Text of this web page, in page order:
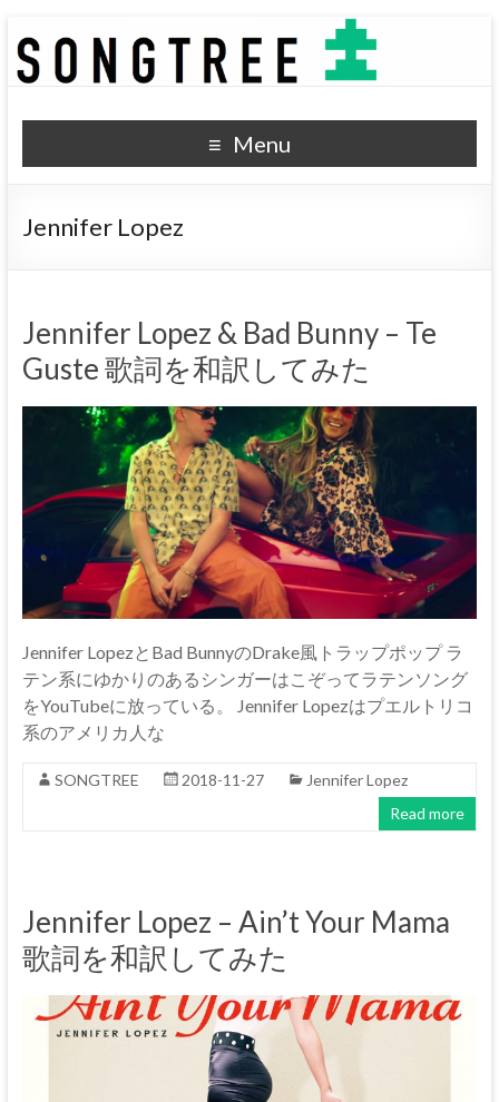
SONGTREE
洋楽歌詞の和訳なら
Menu
Jennifer Lopez
Jennifer Lopez & Bad Bunny – Te
Guste 歌詞を和訳してみた
Jennifer LopezとBad BunnyのDrake風トラップポップ ラ
テン系にゆかりのあるシンガーはこぞってラテンソング
をYouTubeに放っている。 Jennifer Lopezはプエルトリコ
系のアメリカ人な
SONGTREE 2018-11-27
Jennifer Lopez
Read more
Jennifer Lopez – Ain’t Your Mama
歌詞を和訳してみた